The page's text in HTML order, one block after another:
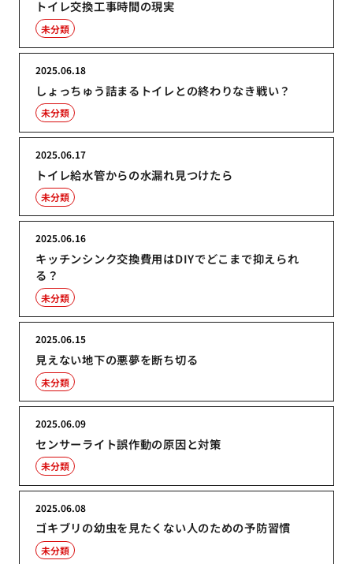
トイレ交換工事時間の現実
未分類
しょっちゅう詰まるトイレとの終わりなき戦い？
2025.06.18
未分類
トイレ給水管からの水漏れ見つけたら
2025.06.17
未分類
キッチンシンク交換費用はDIYでどこまで抑えられ
る？
2025.06.16
未分類
見えない地下の悪夢を断ち切る
2025.06.15
未分類
センサーライト誤作動の原因と対策
2025.06.09
未分類
ゴキブリの幼虫を見たくない人のための予防習慣
2025.06.08
未分類